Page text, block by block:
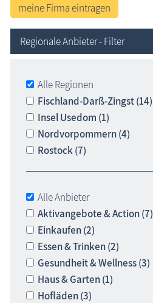
Freizeit
Wissenswertes
Veranstaltungen
Blog
meine Firma eintragen
Regionale Anbieter - Filter
Alle Regionen
Fischland-Darß-Zingst (14)
Insel Usedom (1)
Nordvorpommern (4)
Rostock (7)
Alle Anbieter
Aktivangebote & Action (7)
Einkaufen (2)
Essen & Trinken (2)
Gesundheit & Wellness (3)
Haus & Garten (1)
Hofläden (3)